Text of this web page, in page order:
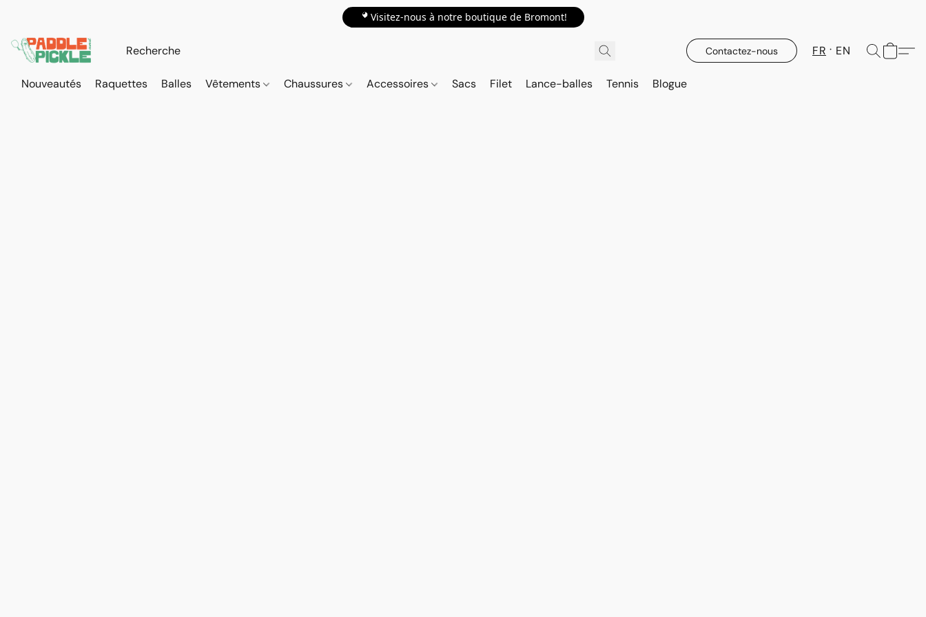
📍Visitez-nous à notre boutique de Bromont!
Contactez-nous FR EN
Nouveautés Raquettes Balles Vêtements Chaussures Accessoires Sacs Filet Lance-balles Tennis Blogue